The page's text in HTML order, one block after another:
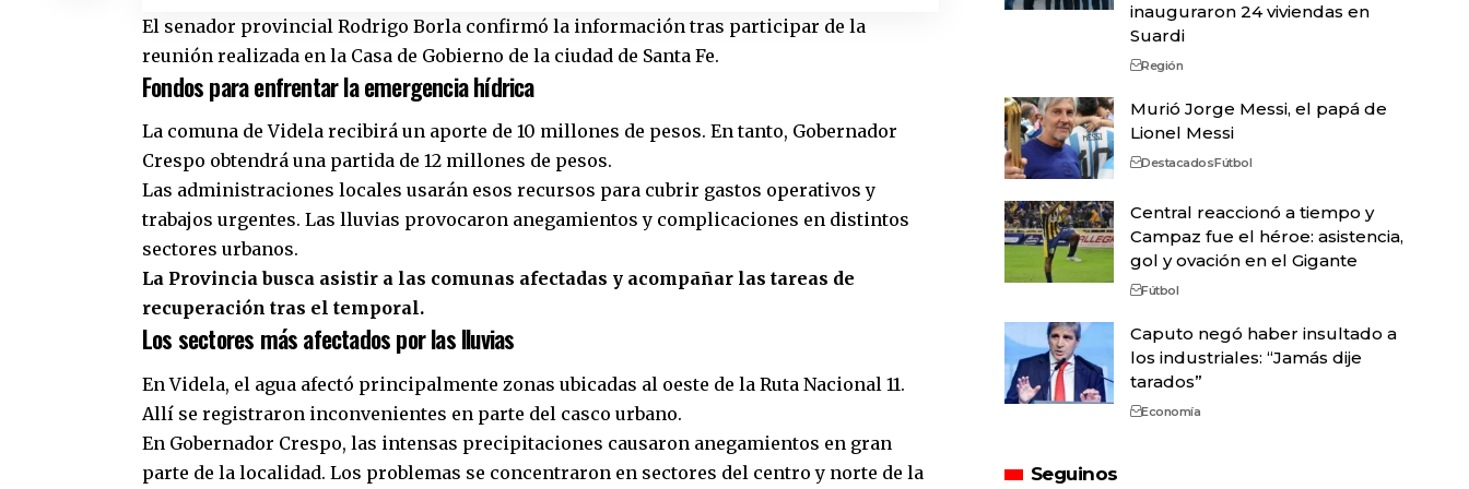
El senador provincial Rodrigo Borla confirmó la información tras participar de la
reunión realizada en la Casa de Gobierno de la ciudad de Santa Fe.
Fondos para enfrentar la emergencia hídrica
La comuna de Videla recibirá un aporte de 10 millones de pesos. En tanto, Gobernador
Crespo obtendrá una partida de 12 millones de pesos.
Las administraciones locales usarán esos recursos para cubrir gastos operativos y
trabajos urgentes. Las lluvias provocaron anegamientos y complicaciones en distintos
sectores urbanos.
La Provincia busca asistir a las comunas afectadas y acompañar las tareas de
recuperación tras el temporal.
Los sectores más afectados por las lluvias
En Videla, el agua afectó principalmente zonas ubicadas al oeste de la Ruta Nacional 11.
Allí se registraron inconvenientes en parte del casco urbano.
En Gobernador Crespo, las intensas precipitaciones causaron anegamientos en gran
parte de la localidad. Los problemas se concentraron en sectores del centro y norte de la
inauguraron 24 viviendas en
Suardi
Región
Murió Jorge Messi, el papá de
Lionel Messi
DestacadosFútbol
Central reaccionó a tiempo y
Campaz fue el héroe: asistencia,
gol y ovación en el Gigante
Fútbol
Caputo negó haber insultado a
los industriales: “Jamás dije
tarados”
Economía
Seguinos